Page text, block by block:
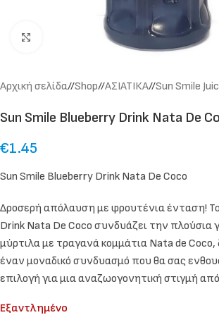
Click to enlarge
Αρχική σελίδα/ Shop/ ΑΣΙΑΤΙΚΑ/ Sun Smile
Sun Smile Blueberry Drink Nata De
€1.45
Sun Smile Blueberry Drink Nata De Coco
Δροσερή απόλαυση με φρουτένια ένταση!
Drink Nata De Coco συνδυάζει την πλούσια
μύρτιλα με τραγανά κομμάτια Nata de
έναν μοναδικό συνδυασμό που θα σας
επιλογή για μια αναζωογονητική στιγμή
Εξαντλημένο